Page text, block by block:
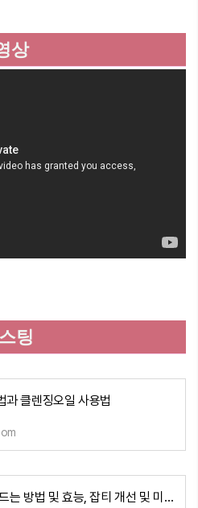
상
팅
과 클렌징오일 사용법
귤 천연팩 만드는 방법 및 효능, 잡티 개선 및 미백 효과